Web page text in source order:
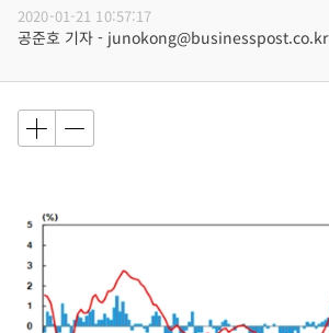
2020-01-21 10:57:17
공준호 기자 - junokong@businesspost.co.kr